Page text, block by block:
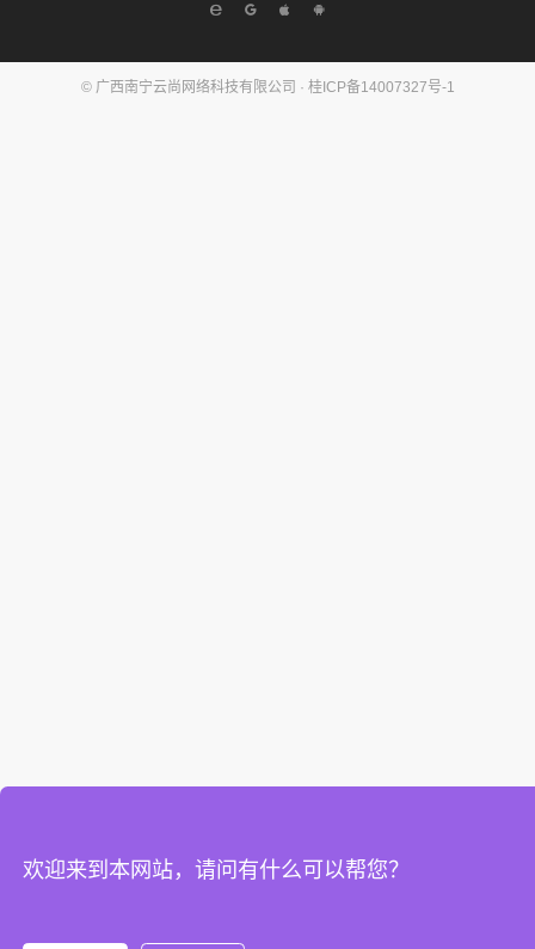
© 广西南宁云尚网络科技有限公司 · 桂ICP备14007327号-1
欢迎来到本网站，请问有什么可以帮您？